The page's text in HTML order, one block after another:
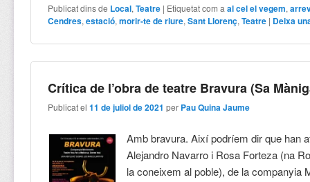
Publicat dins de Local,Teatre | Etiquetat com a al cel el vegem,
Cendres,estació,morir-te de riure,Sant Llorenç,Teatre | Deixa
Crítica de l’obra de teatre Bravura (Sa
Publicat el11 de juliol de 2021 per Pau Quina Jaume
Amb bravura. Així podríem dir que han
Alejandro Navarro i Rosa Forteza (na
la coneixem al poble), de la companyia